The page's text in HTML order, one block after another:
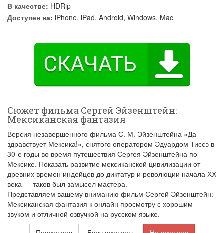
В качестве: HDRip
Доступен на: iPhone, iPad, Android, Windows, Mac
Сюжет фильма Сергей Эйзенштейн:
Мексиканская фантазия
Версия незавершенного фильма С. М. Эйзенштейна «Да
здравствует Мексика!», снятого оператором Эдуардом Тиссэ в
30-е годы во время путешествия Сергея Эйзенштейна по
Мексике. Показать развитие мексиканской цивилизации от
древних времен индейцев до диктатур и революции начала ХХ
века — таков был замысел мастера.
Представляем вашему вниманию фильм Сергей Эйзенштейн:
Мексиканская фантазия к онлайн просмотру с хорошим
звуком и отличной озвучкой на русском языке.